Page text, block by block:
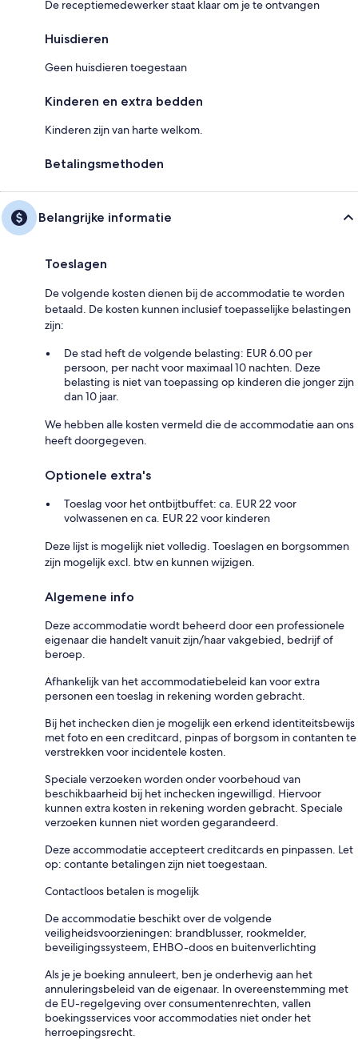
De receptiemedewerker staat klaar om je te ontvangen
Huisdieren
Geen huisdieren toegestaan
Kinderen en extra bedden
Kinderen zijn van harte welkom.
Betalingsmethoden
Belangrijke informatie
Toeslagen
De volgende kosten dienen bij de accommodatie te worden
betaald. De kosten kunnen inclusief toepasselijke belastingen
zijn:
De stad heft de volgende belasting: EUR 6.00 per
persoon, per nacht voor maximaal 10 nachten. Deze
belasting is niet van toepassing op kinderen die jonger zijn
dan 10 jaar.
We hebben alle kosten vermeld die de accommodatie aan ons
heeft doorgegeven.
Optionele extra's
Toeslag voor het ontbijtbuffet: ca. EUR 22 voor
volwassenen en ca. EUR 22 voor kinderen
Deze lijst is mogelijk niet volledig. Toeslagen en borgsommen
zijn mogelijk excl. btw en kunnen wijzigen.
Algemene info
Deze accommodatie wordt beheerd door een professionele
eigenaar die handelt vanuit zijn/haar vakgebied, bedrijf of
beroep.
Afhankelijk van het accommodatiebeleid kan voor extra
personen een toeslag in rekening worden gebracht.
Bij het inchecken dien je mogelijk een erkend identiteitsbewijs
met foto en een creditcard, pinpas of borgsom in contanten te
verstrekken voor incidentele kosten.
Speciale verzoeken worden onder voorbehoud van
beschikbaarheid bij het inchecken ingewilligd. Hiervoor
kunnen extra kosten in rekening worden gebracht. Speciale
verzoeken kunnen niet worden gegarandeerd.
Deze accommodatie accepteert creditcards en pinpassen. Let
op: contante betalingen zijn niet toegestaan.
Contactloos betalen is mogelijk
De accommodatie beschikt over de volgende
veiligheidsvoorzieningen: brandblusser, rookmelder,
beveiligingssysteem, EHBO-doos en buitenverlichting
Als je je boeking annuleert, ben je onderhevig aan het
annuleringsbeleid van de eigenaar. In overeenstemming met
de EU-regelgeving over consumentenrechten, vallen
boekingsservices voor accommodaties niet onder het
herroepingsrecht.